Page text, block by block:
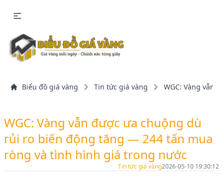
Biểu đồ giá vàng Tin tức giá vàng WGC: Vàng vẫn
WGC: Vàng vẫn được ưa chuộng dù
rủi ro biến động tăng — 244 tấn mua
ròng và tình hình giá trong nước
Tin tức giá vàng2026-05-10 19:30:12